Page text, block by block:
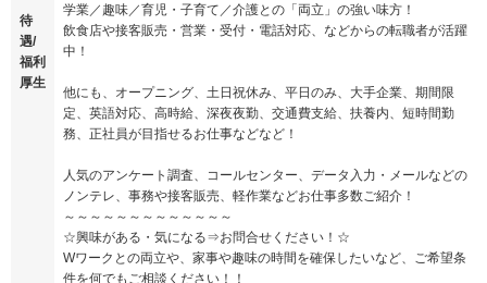
待
遇/
福利
厚生
学業／趣味／育児・子育て／介護との「両立」の強い味方！
飲食店や接客販売・営業・受付・電話対応、などからの転職者が活躍
中！
他にも、オープニング、土日祝休み、平日のみ、大手企業、期間限
定、英語対応、高時給、深夜夜勤、交通費支給、扶養内、短時間勤
務、正社員が目指せるお仕事などなど！
人気のアンケート調査、コールセンター、データ入力・メールなどの
ノンテレ、事務や接客販売、軽作業などお仕事多数ご紹介！
～～～～～～～～～～～～～
☆興味がある・気になる⇒お問合せください！☆
Wワークとの両立や、家事や趣味の時間を確保したいなど、ご希望条
件を何でもご相談ください！！